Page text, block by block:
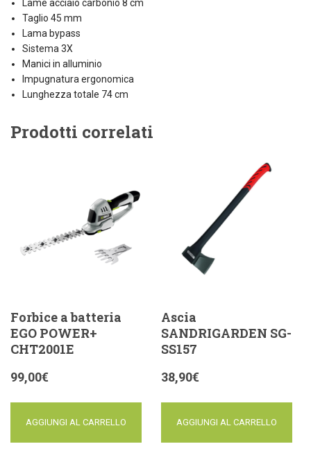
Lame acciaio carbonio 8 cm
Taglio 45 mm
Lama bypass
Sistema 3X
Manici in alluminio
Impugnatura ergonomica
Lunghezza totale 74 cm
Prodotti correlati
Forbice a batteria
EGO POWER+
CHT2001E
99,00€
AGGIUNGI AL CARRELLO
Ascia
SANDRIGARDEN SG-
SS157
38,90€
AGGIUNGI AL CARRELLO